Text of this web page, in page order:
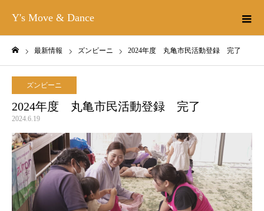
Y's Move & Dance
最新情報 ズンビーニ 2024年度 丸亀市民活動登録 完了
ズンビーニ
2024年度 丸亀市民活動登録 完了
2024.6.19